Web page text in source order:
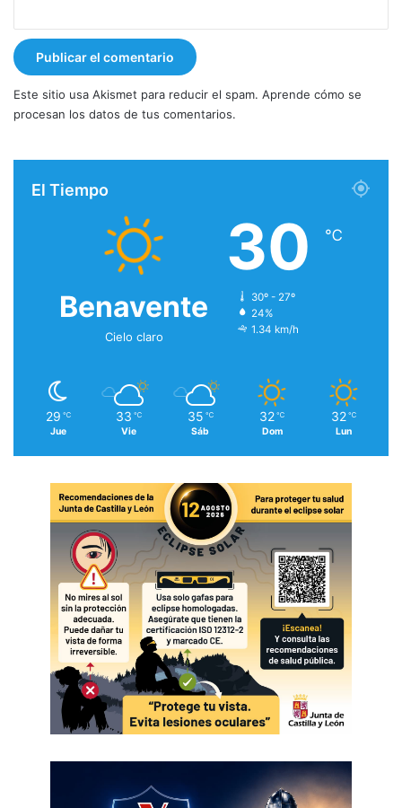
Este sitio usa Akismet para reducir el spam. Aprende cómo se
procesan los datos de tus comentarios.
El Tiempo
Benavente
Cielo claro
30 ℃
30º - 27º
24%
1.34 km/h
29 ℃
Jue
33 ℃
Vie
35 ℃
Sáb
32 ℃
Dom
32 ℃
Lun